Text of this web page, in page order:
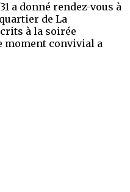
a donné rendez-vous à
de La
à la soirée
moment convivial a